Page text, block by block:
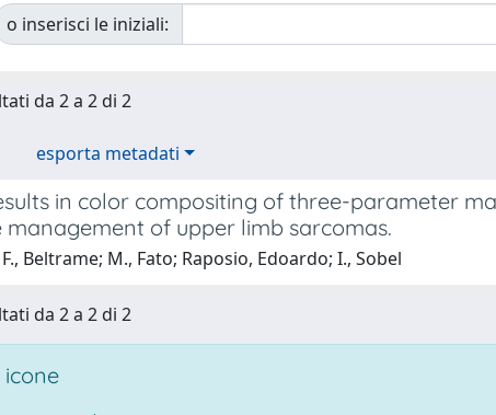
o inserisci le iniziali:
da 2 a 2 di 2
esporta metadati
in color compositing of three-parameter
management of upper limb sarcomas.
Beltrame; M., Fato; Raposio, Edoardo; I., Sobel
da 2 a 2 di 2